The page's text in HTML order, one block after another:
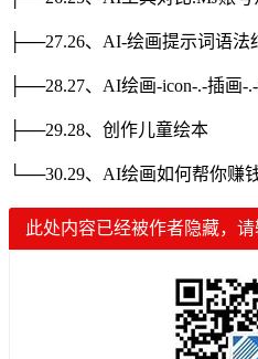
├──27.26、AI-绘画提示词语法
├──28.27、AI绘画-icon-.-插画-
├──29.28、创作儿童绘本
└──30.29、AI绘画如何帮你赚
此处内容已经被作者隐藏，